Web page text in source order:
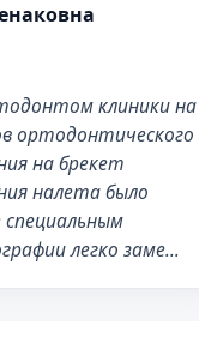
клиники на
ортодонтического
на брекет
налета было
специальным
легко заме…